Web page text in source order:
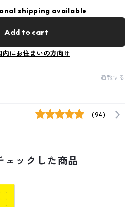
shipping available
Add to cart
内にお住まいの方向け
通報する
(94)
ェックした商品